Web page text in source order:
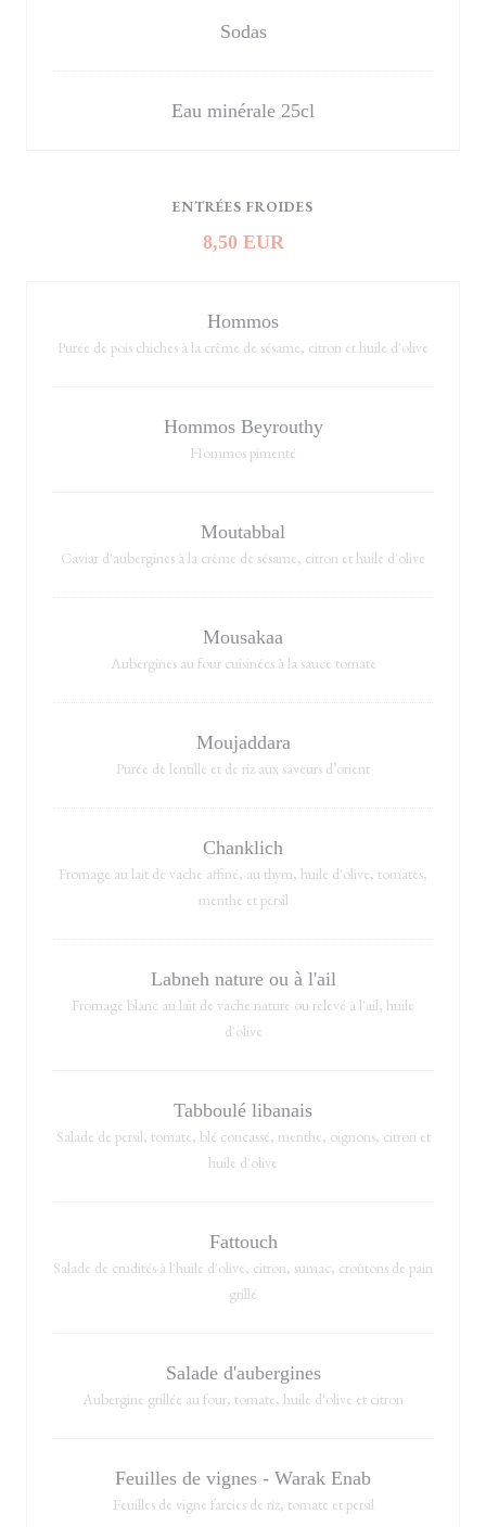
Sodas
Eau minérale 25cl
ENTRÉES FROIDES
8,50 EUR
Hommos
Purée de pois chiches à la crème de sésame, citron et huile d'olive
Hommos Beyrouthy
Hommos pimenté
Moutabbal
Caviar d'aubergines à la crème de sésame, citron et huile d'olive
Mousakaa
Aubergines au four cuisinées à la sauce tomate
Moujaddara
Purée de lentille et de riz aux saveurs d’orient
Chanklich
Fromage au lait de vache affiné, au thym, huile d'olive, tomates,
menthe et persil
Labneh nature ou à l'ail
Fromage blanc au lait de vache nature ou relevé à l'ail, huile
d'olive
Tabboulé libanais
Salade de persil, tomate, blé concassé, menthe, oignons, citron et
huile d'olive
Fattouch
Salade de crudités à l'huile d'olive, citron, sumac, croûtons de pain
grillé
Salade d'aubergines
Aubergine grillée au four, tomate, huile d'olive et citron
Feuilles de vignes - Warak Enab
Feuilles de vigne farcies de riz, tomate et persil